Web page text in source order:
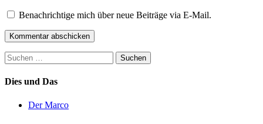
Benachrichtige mich über neue Beiträge via E-Mail.
Suchen
nach:
Dies und Das
Der Marco